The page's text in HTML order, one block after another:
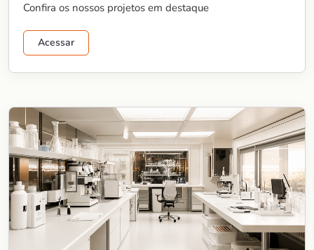
Confira os nossos projetos em destaque
Acessar